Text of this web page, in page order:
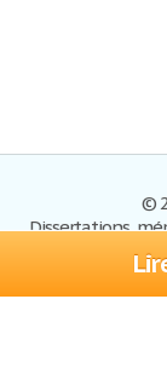
©
Dissertations,